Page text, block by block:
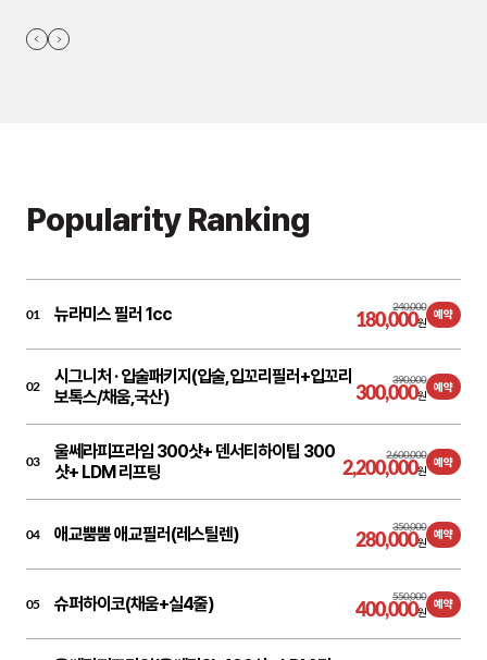
Popularity Ranking
01 뉴라미스 필러 1cc 240,000
180,000원
예약
02 시그니처 ·입술패키지(입술,입꼬리필러+입꼬리
보톡스/채움,국산)
390,000
300,000원
예약
03
울쎄라피프라임 300샷+ 덴서티하이팁 300
샷+ LDM 리프팅
2,600,000
2,200,000원
예약
04 애교뿜뿜 애교필러(레스틸렌) 350,000
280,000원
예약
05 슈퍼하이코(채움+실4줄) 550,000
400,000원
예약